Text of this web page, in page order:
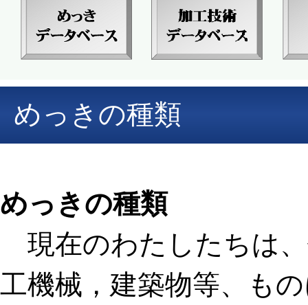
めっきの種類
めっきの種類
現在のわたしたちは
工機械，建築物等、も